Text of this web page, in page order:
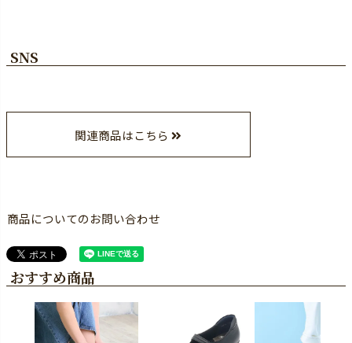
SNS
関連商品はこちら
商品についてのお問い合わせ
おすすめ商品